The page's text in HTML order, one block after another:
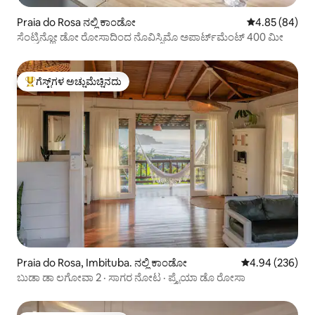
Praia do Rosa ನಲ್ಲಿ ಕಾಂಡೋ 5 ರಲ್ಲಿ 4.85
4.85 (84)
ಸೆಂಟ್ರಿನ್ಹೋ ಡೋ ರೋಸಾದಿಂದ ನೊವಿಸ್ಸಿಮೊ ಅಪಾರ್ಟ್‌ಮೆಂಟ್ 400 ಮೀ
ಗೆಸ್ಟ್‌ಗಳಿಗೆ ಅತಿ ಹೆಚ್ಚು ಅಚ್ಚುಮೆಚ್ಚಿನದು
ಗೆಸ್ಟ್‌ಗಳ ಅಚ್ಚುಮೆಚ್ಚಿನದು
Praia do Rosa, Imbituba. ನಲ್ಲಿ ಕಾಂಡೋ 5 ರಲ್ಲಿ 4.94
4.94 (236)
ಬುಡಾ ಡಾ ಲಗೋವಾ 2 · ಸಾಗರ ನೋಟ · ಪ್ರೈಯಾ ಡೊ ರೋಸಾ